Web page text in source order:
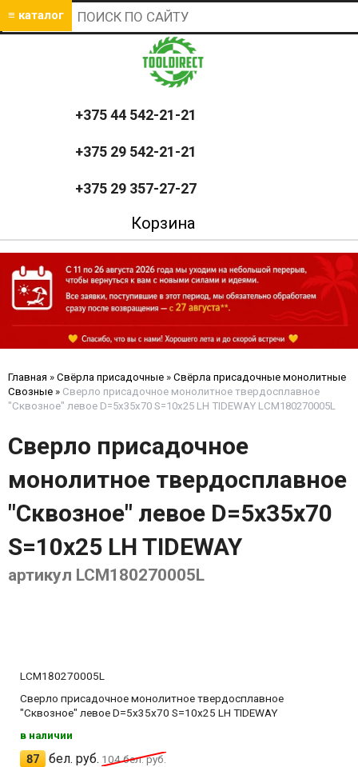
≡ каталог
+375 44 542-21-21
+375 29 542-21-21
+375 29 357-27-27
Корзина
Главная » Свёрла присадочные » Свёрла присадочные монолитные
Свозные » Сверло присадочное монолитное твердосплавное
"Сквозное" левое D=5x35x70 S=10x25 LH TIDEWAY LCM180270005L
Сверло присадочное
монолитное твердосплавное
"Сквозное" левое D=5x35x70
S=10x25 LH TIDEWAY
артикул LCM180270005L
LCM180270005L
Сверло присадочное монолитное твердосплавное
"Сквозное" левое D=5x35x70 S=10x25 LH TIDEWAY
в наличии
87 бел. руб. 104бел. руб.